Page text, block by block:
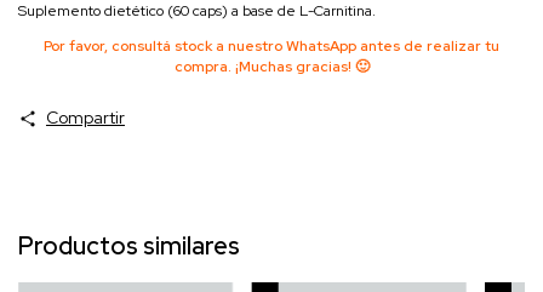
Suplemento dietético (60 caps) a base de L-Carnitina.
Por favor, consultá stock a nuestro WhatsApp antes de realizar tu
compra. ¡Muchas gracias! 🙂
Compartir
Productos similares